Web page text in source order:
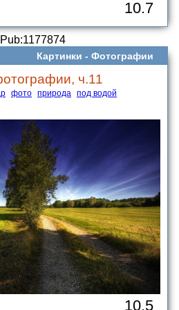
10.7
Pub:1177874
Картинки - Фотографии
ч.11
фото природа под водой
10.5